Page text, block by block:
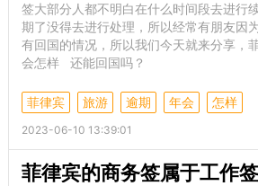
签大部分人都不明白在什么时间段去进行
期了没得去进行处理，所以经常有朋友因
有回国的情况，所以我们今天就来分享，
会怎样 还能回国吗？
菲律宾 旅游 逾期 年会 怎样
2023-06-10 13:39:01